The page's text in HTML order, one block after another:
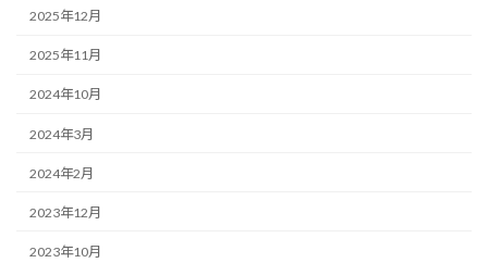
り
2025年12月
2025年11月
2024年10月
2024年3月
2024年2月
2023年12月
2023年10月